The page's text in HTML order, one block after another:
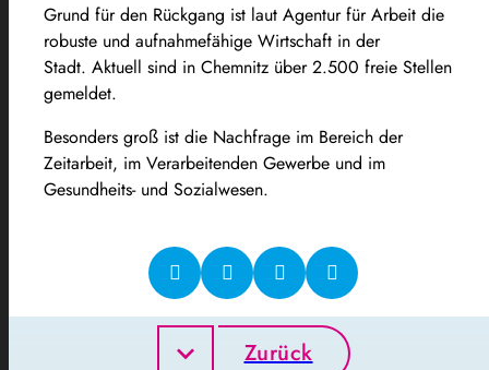
Grund für den Rückgang ist laut Agentur für Arbeit die
robuste und aufnahmefähige Wirtschaft in der
Stadt. Aktuell sind in Chemnitz über 2.500 freie Stellen
gemeldet.
Besonders groß ist die Nachfrage im Bereich der
Zeitarbeit, im Verarbeitenden Gewerbe und im
Gesundheits- und Sozialwesen.
Zurück